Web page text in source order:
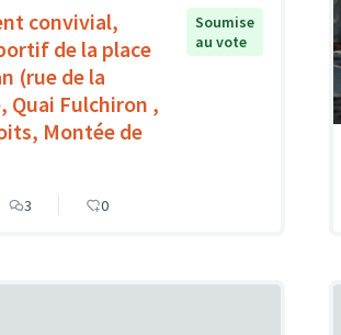
convivial,
de la place
(rue de la
Quai Fulchiron ,
Montée de
Soumise
au vote
3 0